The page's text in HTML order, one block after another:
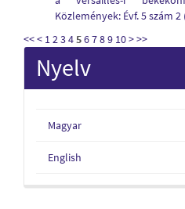
Közlemények: Évf. 5 szám 2
<<< 123456789 10>>>
Nyelv
Magyar
English